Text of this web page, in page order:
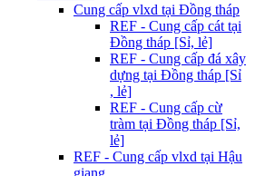
Cung cấp vlxd tại Đồng tháp
REF - Cung cấp cát tại
Đồng tháp [Sỉ, lẻ]
REF - Cung cấp đá xây
dựng tại Đồng tháp [Sỉ
, lẻ]
REF - Cung cấp cừ
tràm tại Đồng tháp [Sỉ,
lẻ]
REF - Cung cấp vlxd tại Hậu
giang